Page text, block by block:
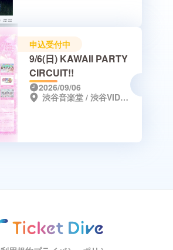
申込受付中
9/6(日) KAWAII PARTY
CIRCUIT!!
2026/09/06
渋谷音楽堂 / 渋谷VIDENT / 渋谷THE GAME / TAKEOFF7